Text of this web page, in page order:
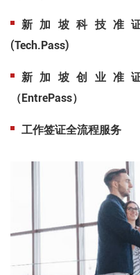
新加坡科技准
(Tech.Pass)
新加坡创业准
（EntrePass）
工作签证全流程服务